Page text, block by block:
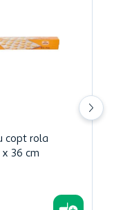
copt rola
36 cm